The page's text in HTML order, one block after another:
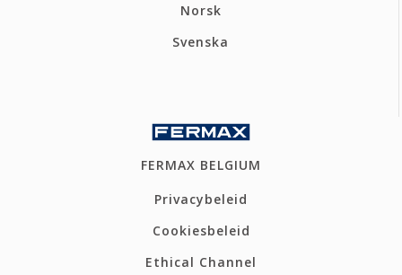
Norsk
Svenska
FERMAX BELGIUM
Privacybeleid
Cookiesbeleid
Ethical Channel